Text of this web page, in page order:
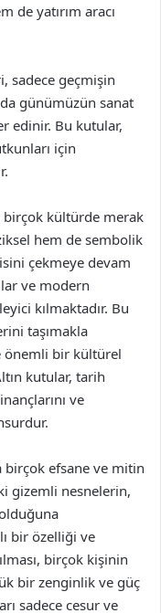
de yatırım aracı
sadece geçmişin
günümüzün sanat
edinir. Bu kutular,
için
birçok kültürde merak
hem de sembolik
çekmeye devam
ve modern
kılmaktadır. Bu
taşımakla
önemli bir kültürel
kutular, tarih
ve
birçok efsane ve mitin
gizemli nesnelerin,
bir özelliği ve
birçok kişinin
bir zenginlik ve güç
sadece cesur ve